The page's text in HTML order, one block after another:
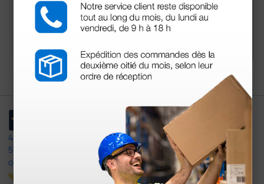
3,86 €
(Precio sin IVA)
2 uds.
99,00 €
(Precio sin IVA)
4,4
597
opiniones